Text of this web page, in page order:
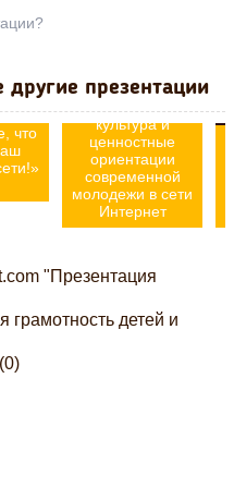
презентации
и
что
Информационная
культура и
ценностные
ориентации
современной
молодежи в сети
Интернет
"Презентация
детей и